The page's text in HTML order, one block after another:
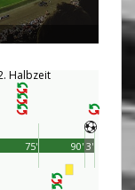
Halbzeit
90'
75' 3'